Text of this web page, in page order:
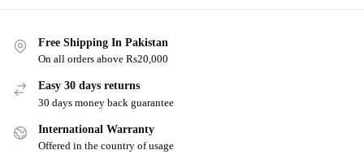
Free Shipping In Pakistan
On all orders above Rs20,000
Easy 30 days returns
30 days money back guarantee
International Warranty
Offered in the country of usage